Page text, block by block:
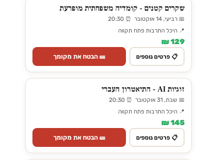
שקרים קטנים - קומדיה משפחתית מופרעת
📅 רביעי, 14 אוקטובר ⏰ 20:30
📍 היכל התרבות פתח תקווה
129 ₪
📋 פרטים נוספים 🎫 הבטח את מקומך
זוגיות AI - התיאטרון העברי
📅 שבת, 31 אוקטובר ⏰ 20:30
📍 היכל התרבות פתח תקווה
145 ₪
📋 פרטים נוספים 🎫 הבטח את מקומך